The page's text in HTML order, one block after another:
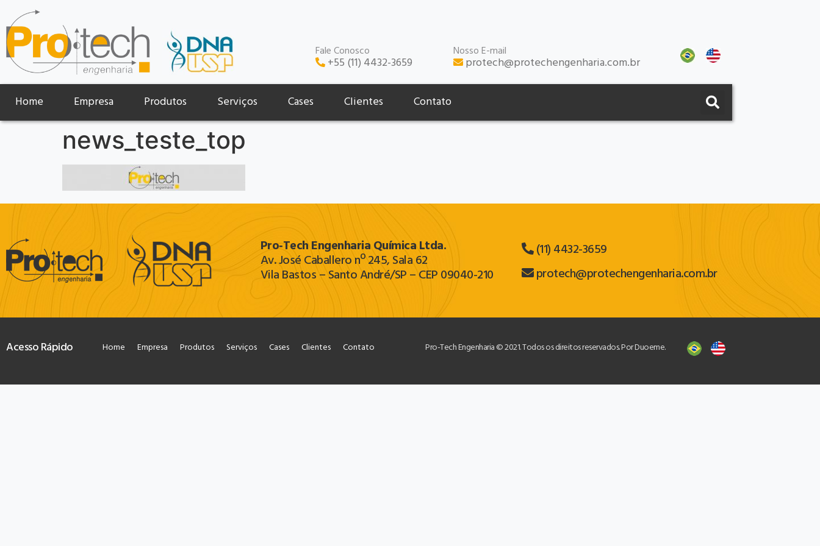
Fale Conosco
+55 (11) 4432-3659
Nosso E-mail
protech@protechengenharia.com.br
Home Empresa Produtos Serviços Cases Clientes Contato
news_teste_top
Pro‐Tech Engenharia Química Ltda.
Av. José Caballero nº 245, Sala 62
Vila Bastos – Santo André/SP – CEP 09040-210
(11) 4432-3659
protech@protechengenharia.com.br
Acesso Rápido Home Empresa Produtos Serviços Cases Clientes Contato Pro-Tech Engenharia © 2021. Todos os direitos reservados. Por Duoeme.